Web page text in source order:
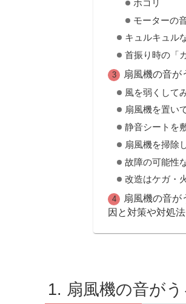
ホコリ
モーターの
キュルキュル
首振り時の「
扇風機の音が
風を弱くして
扇風機を置い
静音シートを
扇風機を掃除
故障の可能性
改造はケガ・
扇風機の音が
因と対策や対処
扇風機の音が